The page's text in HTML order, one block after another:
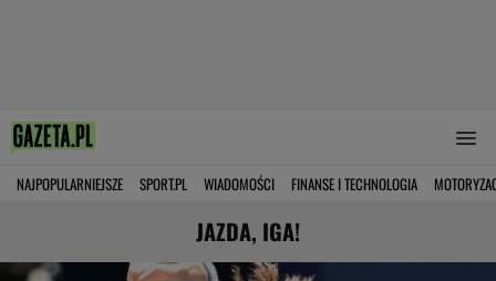
NAJPOPULARNIEJSZE SPORT.PL WIADOMOŚCI FINANSE I TECHNOLOGIA
JAZDA, IGA!